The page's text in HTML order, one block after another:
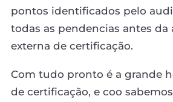
pontos identificados pelo
todas as pendencias antes da
externa de certificação.
Com tudo pronto é a grande
de certificação, e coo